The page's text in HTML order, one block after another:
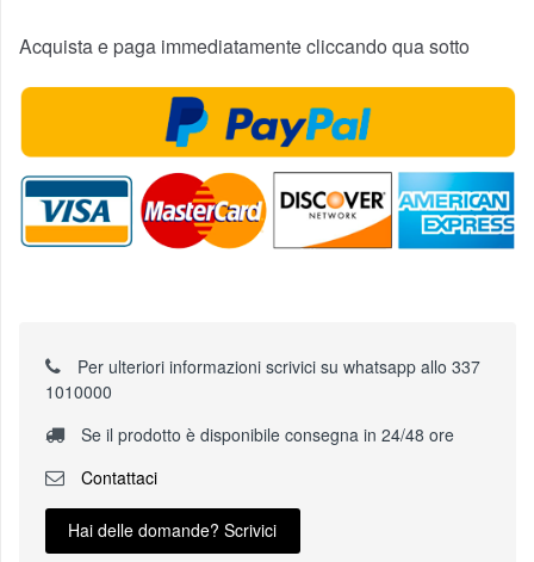
Acquista e paga immediatamente cliccando qua sotto
Per ulteriori informazioni scrivici su whatsapp allo 337
1010000
Se il prodotto è disponibile consegna in 24/48 ore
Contattaci
Hai delle domande? Scrivici